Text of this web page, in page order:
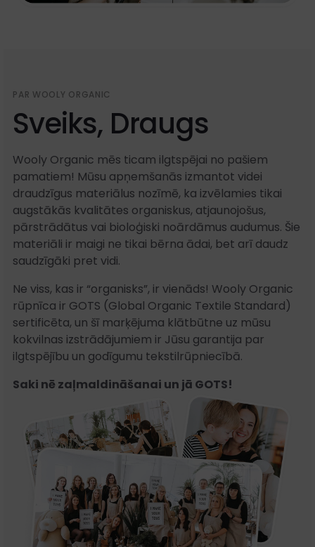
PAR WOOLY ORGANIC
Sveiks, Draugs
Wooly Organic mēs ticam ilgtspējai no pašiem
pamatiem! Mūsu apņemšanās izmantot videi
draudzīgus materiālus nozīmē, ka izvēlamies tikai
augstākās kvalitātes organiskus, atjaunojošus,
pārstrādātus vai bioloģiski noārdāmus audumus. Šie
materiāli ir maigi ne tikai bērna ādai, bet arī daudz
saudzīgāki pret vidi.
Ne viss, kas ir “organisks”, ir vienāds! Wooly Organic
rūpnīca ir GOTS (Global Organic Textile Standard)
sertificēta, un šī marķējuma klātbūtne uz mūsu
kokvilnas izstrādājumiem ir Jūsu garantija par
ilgtspējību un godīgumu tekstilrūpniecībā.
Saki nē zaļmaldināšanai un jā GOTS!